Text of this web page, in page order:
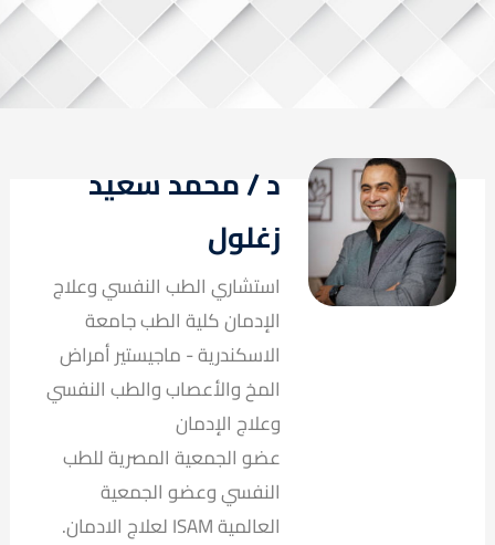
د / محمد سعيد
زغلول
استشاري الطب النفسي وعلاج
الإدمان كلية الطب جامعة
الاسكندرية - ماجيستير أمراض
المخ والأعصاب والطب النفسي
وعلاج الإدمان
عضو الجمعية المصرية للطب
النفسي وعضو الجمعية
العالمية ISAM لعلاج الادمان.